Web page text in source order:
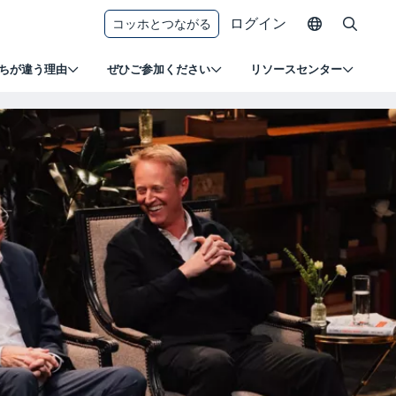
が違う理由 ぜひご参加ください リソースセンター
コッホとつながる ログイン